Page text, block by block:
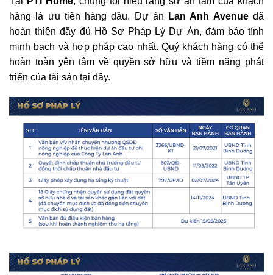
hàng là ưu tiên hàng đầu. Dự án
Lan Anh Avenueđã
hoàn thiện đầy đủ Hồ Sơ Pháp Lý Dự Án, đảm bảo tính
minh bạch và hợp pháp cao nhất. Quý khách hàng có thể
hoàn toàn yên tâm về quyền sở hữu và tiềm năng phát
triển của tài sản tại đây.